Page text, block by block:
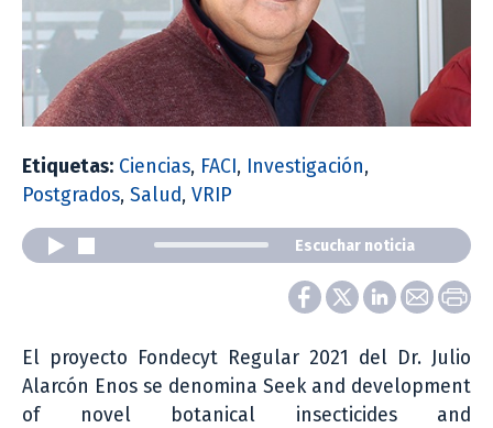
Etiquetas: Ciencias, FACI, Investigación,
Postgrados, Salud, VRIP
Escuchar noticia
El proyecto Fondecyt Regular 2021 del Dr. Julio
Alarcón Enos se denomina Seek and development
of novel botanical insecticides and